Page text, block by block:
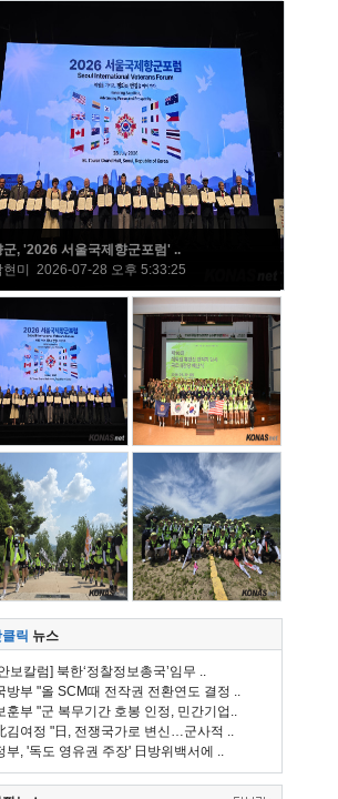
군, '2026 서울국제향군포럼' ..
현미 2026-07-28 오후 5:33:25
릭 뉴스
보칼럼] 북한‘정찰정보총국’임무 ..
방부 "올 SCM때 전작권 전환연도 결정 ..
훈부 "군 복무기간 호봉 인정, 민간기업..
김여정 "日, 전쟁국가로 변신…군사적 ..
부, '독도 영유권 주장' 日방위백서에 ..